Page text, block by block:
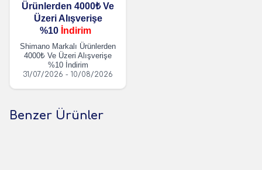
Ürünlerden 4000₺ Ve
Üzeri Alışverişe
%10 İndirim
Shimano Markalı Ürünlerden
4000₺ Ve Üzeri Alışverişe
%10 İndirim
31/07/2026 - 10/08/2026
Benzer Ürünler